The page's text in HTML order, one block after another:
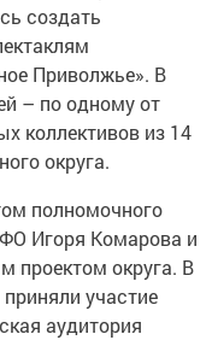
создать
Приволжье». В
– по одному от
коллективов из 14
округа.
полномочного
Игоря Комарова и
проектом округа. В
участие
аудитория